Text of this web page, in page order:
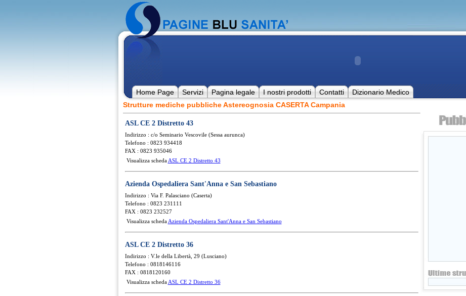
Home Page Servizi Pagina legale I nostri prodotti Contatti
Dizionario Medico
Strutture mediche pubbliche Astereognosia CASERTA Campania
ASL CE 2 Distretto 43
Indirizzo : c/o Seminario Vescovile (Sessa aurunca)
Telefono : 0823 934418
FAX : 0823 935046
Visualizza scheda ASL CE 2 Distretto 43
Azienda Ospedaliera Sant'Anna e San Sebastiano
Indirizzo : Via F. Palasciano (Caserta)
Telefono : 0823 231111
FAX : 0823 232527
Visualizza scheda Azienda Ospedaliera Sant'Anna e San Sebastiano
ASL CE 2 Distretto 36
Indirizzo : V.le della Libertà, 29 (Lusciano)
Telefono : 0818146116
FAX : 0818120160
Visualizza scheda ASL CE 2 Distretto 36